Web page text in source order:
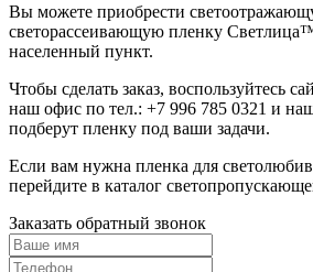
Вы можете приобрести
светорассеивающую пленку
населенный пункт.
Чтобы сделать заказ, воспользуйтесь
наш офис по тел.: +7 996 785 0321 и
подберут пленку под ваши задачи.
Если вам нужна пленка для
перейдите в каталог
Заказать обратный звонок